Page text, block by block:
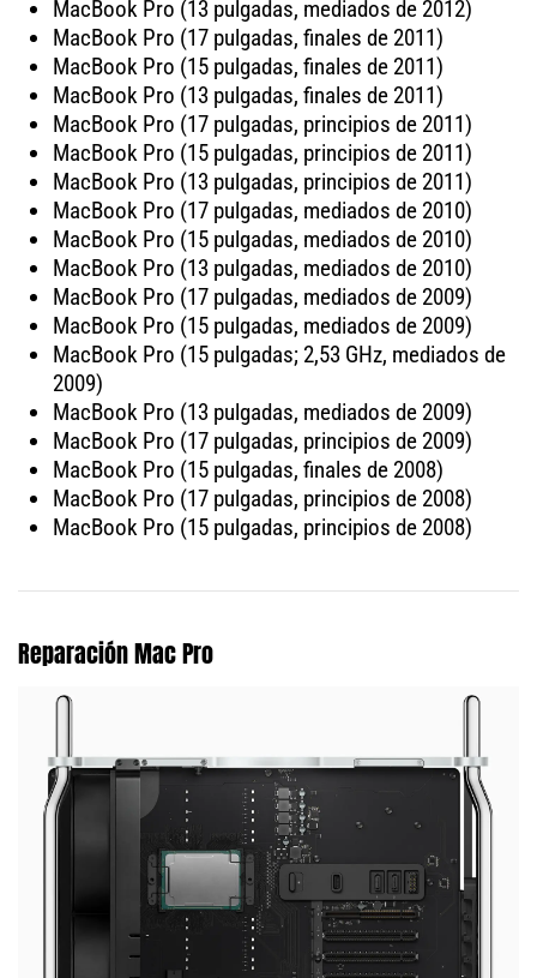
MacBook Pro (13 pulgadas, mediados de 2012)
MacBook Pro (17 pulgadas, finales de 2011)
MacBook Pro (15 pulgadas, finales de 2011)
MacBook Pro (13 pulgadas, finales de 2011)
MacBook Pro (17 pulgadas, principios de 2011)
MacBook Pro (15 pulgadas, principios de 2011)
MacBook Pro (13 pulgadas, principios de 2011)
MacBook Pro (17 pulgadas, mediados de 2010)
MacBook Pro (15 pulgadas, mediados de 2010)
MacBook Pro (13 pulgadas, mediados de 2010)
MacBook Pro (17 pulgadas, mediados de 2009)
MacBook Pro (15 pulgadas, mediados de 2009)
MacBook Pro (15 pulgadas; 2,53 GHz, mediados de
2009)
MacBook Pro (13 pulgadas, mediados de 2009)
MacBook Pro (17 pulgadas, principios de 2009)
MacBook Pro (15 pulgadas, finales de 2008)
MacBook Pro (17 pulgadas, principios de 2008)
MacBook Pro (15 pulgadas, principios de 2008)
Reparación Mac Pro